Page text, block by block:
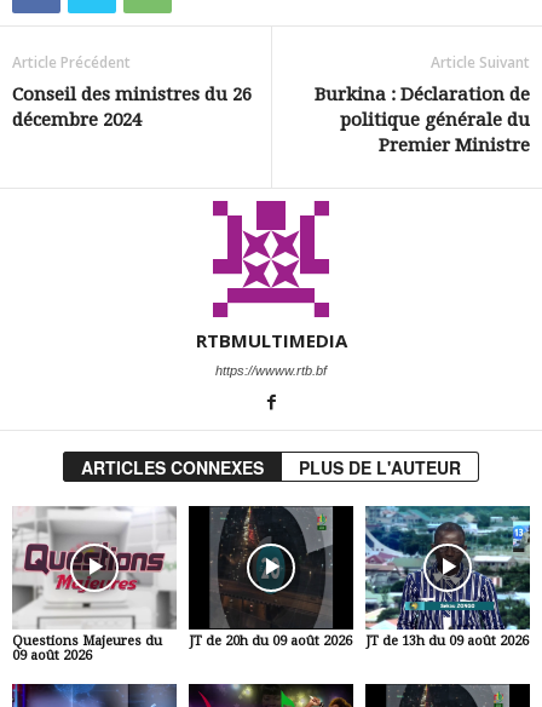
Article Précédent
Conseil des ministres du 26
décembre 2024
Article Suivant
Burkina : Déclaration de
politique générale du
Premier Ministre
RTBMULTIMEDIA
https://wwww.rtb.bf
ARTICLES CONNEXES PLUS DE L'AUTEUR
Questions Majeures du
09 août 2026
JT de 20h du 09 août 2026 JT de 13h du 09 août 2026